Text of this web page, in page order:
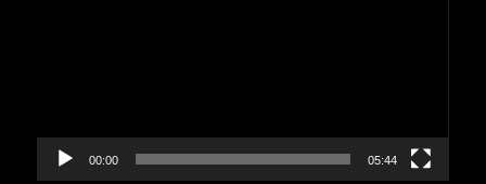
ー
00:00 05:44